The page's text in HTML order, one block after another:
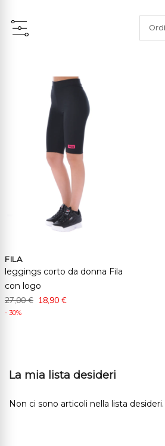
FILA
leggings corto da donna Fila
con logo
27,00 € 18,90 €
- 30%
La mia lista desideri
Non ci sono articoli nella lista desideri.